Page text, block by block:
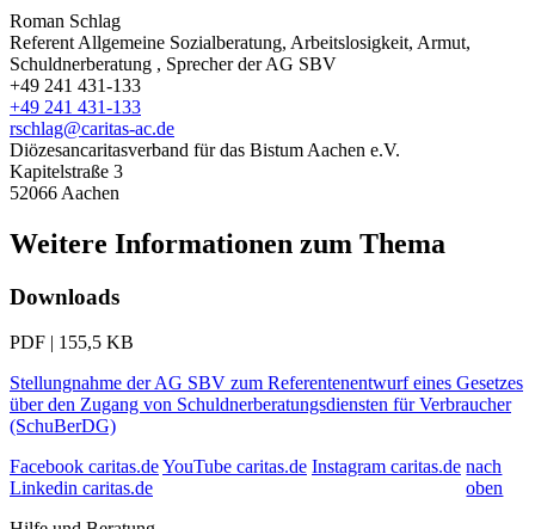
Roman Schlag
Referent Allgemeine Sozialberatung, Arbeitslosigkeit, Armut,
Schuldnerberatung , Sprecher der AG SBV
+49 241 431-133
+49 241 431-133
rschlag@caritas-ac.de
Diözesancaritasverband für das Bistum Aachen e.V.
Kapitelstraße 3
52066 Aachen
Weitere Informationen zum Thema
Downloads
PDF | 155,5 KB
Stellungnahme der AG SBV zum Referentenentwurf eines Gesetzes
über den Zugang von Schuldnerberatungsdiensten für Verbraucher
(SchuBerDG)
Facebook caritas.deYouTube caritas.de Instagram caritas.de
Linkedin caritas.de
nach
oben